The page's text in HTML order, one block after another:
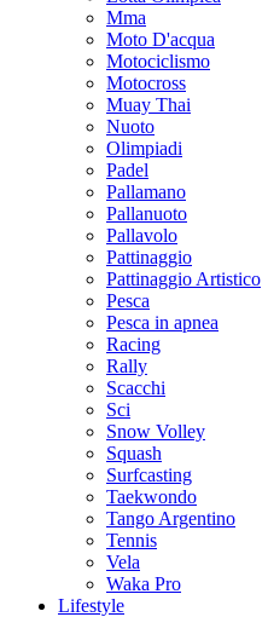
Mma
Moto D'acqua
Motociclismo
Motocross
Muay Thai
Nuoto
Olimpiadi
Padel
Pallamano
Pallanuoto
Pallavolo
Pattinaggio
Pattinaggio Artistico
Pesca
Pesca in apnea
Racing
Rally
Scacchi
Sci
Snow Volley
Squash
Surfcasting
Taekwondo
Tango Argentino
Tennis
Vela
Waka Pro
Lifestyle